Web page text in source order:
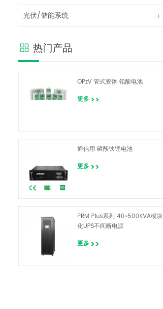
光伏/储能系统
热门产品
OPzV 管式胶体 铅酸电池
更多
通信用 磷酸铁锂电池
更多
PRM Plus系列 40~500KVA模块
化UPS不间断电源
更多